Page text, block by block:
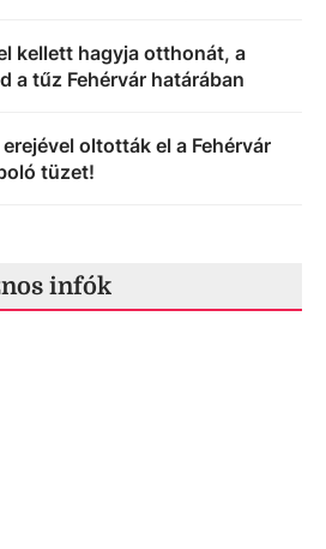
kellett hagyja otthonát, a
a tűz Fehérvár határában
oltották el a Fehérvár
tüzet!
infók